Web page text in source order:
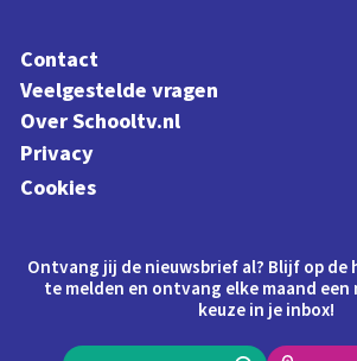
Contact
Veelgestelde vragen
Over Schooltv.nl
Privacy
Cookies
Ontvang jij de nieuwsbrief al? Blijf op de
te melden en ontvang elke maand
keuze in je inbox!